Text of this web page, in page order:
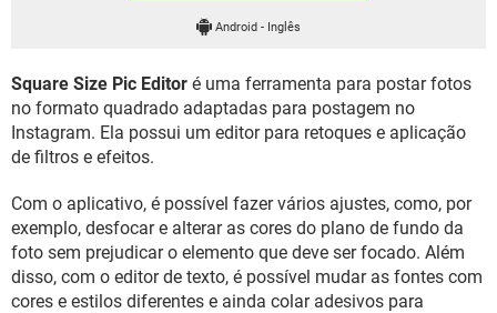
GMAIL
INSTAGRAM GMAIL
GUIA DE COMPRAS
Android- Inglês
Square Size Pic Editor é uma ferramenta para postar fotos
no formato quadrado adaptadas para postagem no
Instagram. Ela possui um editor para retoques e aplicação
de filtros e efeitos.
Com o aplicativo, é possível fazer vários ajustes, como, por
exemplo, desfocar e alterar as cores do plano de fundo da
foto sem prejudicar o elemento que deve ser focado. Além
disso, com o editor de texto, é possível mudar as fontes com
cores e estilos diferentes e ainda colar adesivos para